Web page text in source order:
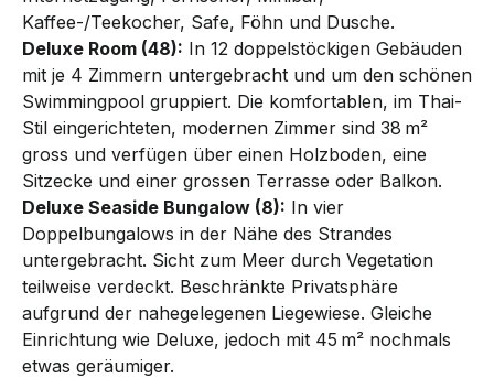
Kaffee-/Teekocher, Safe, Föhn und Dusche.
Deluxe Room (48): In 12 doppelstöckigen Gebäuden
mit je 4 Zimmern untergebracht und um den schönen
Swim­ming­pool gruppiert. Die komfortablen, im Thai-
Stil eingerichteten, modernen Zimmer sind 38 m²
gross und ver­fügen über einen Holzboden, eine
Sitzecke und einer grossen Terrasse oder Balkon.
Deluxe Seaside Bungalow (8): In vier
Doppel­bungalows in der Nähe des Strandes
untergebracht. Sicht zum Meer durch Vegetation
teilweise verdeckt. Beschränkte Privat­sphäre
aufgrund der nahegelegenen Liegewiese. Gleiche
Einrichtung wie Deluxe, jedoch mit 45 m² nochmals
etwas geräumiger.